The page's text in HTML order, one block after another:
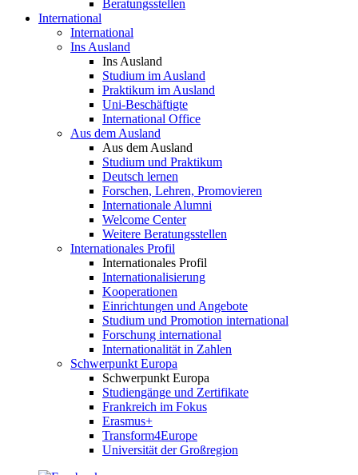
Beratungsstellen
International
International
Ins Ausland
Ins Ausland
Studium im Ausland
Praktikum im Ausland
Uni-Beschäftigte
International Office
Aus dem Ausland
Aus dem Ausland
Studium und Praktikum
Deutsch lernen
Forschen, Lehren, Promovieren
Internationale Alumni
Welcome Center
Weitere Beratungsstellen
Internationales Profil
Internationales Profil
Internationalisierung
Kooperationen
Einrichtungen und Angebote
Studium und Promotion international
Forschung international
Internationalität in Zahlen
Schwerpunkt Europa
Schwerpunkt Europa
Studiengänge und Zertifikate
Frankreich im Fokus
Erasmus+
Transform4Europe
Universität der Großregion